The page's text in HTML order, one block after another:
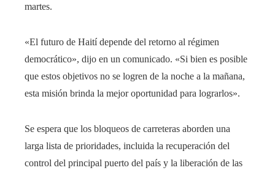
martes.
«El futuro de Haití depende del retorno al régimen
democrático», dijo en un comunicado. «Si bien es posible
que estos objetivos no se logren de la noche a la mañana,
esta misión brinda la mejor oportunidad para lograrlos».
Se espera que los bloqueos de carreteras aborden una
larga lista de prioridades, incluida la recuperación del
control del principal puerto del país y la liberación de las